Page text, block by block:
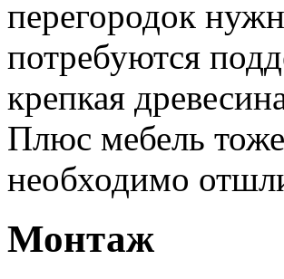
перегородок
потребуются
крепкая
Плюс мебель тоже
необходимо
Монтаж